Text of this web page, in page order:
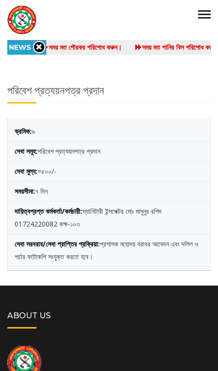
সময় মত পৌরকর পরিশোধ করুন। সময় মত পানির বিল পরিশোধ
NEWS
পরিবেশ প্রত্যয়নপত্র প্রদান
৬
পরিবেশ প্রত্যয়নপত্র প্রদান
=৫০০/-
৭ দিন
স্যানিটারী ইন্সপেক্টর মোঃ মামুনুর রশিদ
01724220082 কক্ষ-১০৩
প্রশাসক মহোদয় বরাবর আবেদন এবং দলিল ও
পর্চার ফটোকপি সংযুক্ত করতে হবে।
ABOUT US